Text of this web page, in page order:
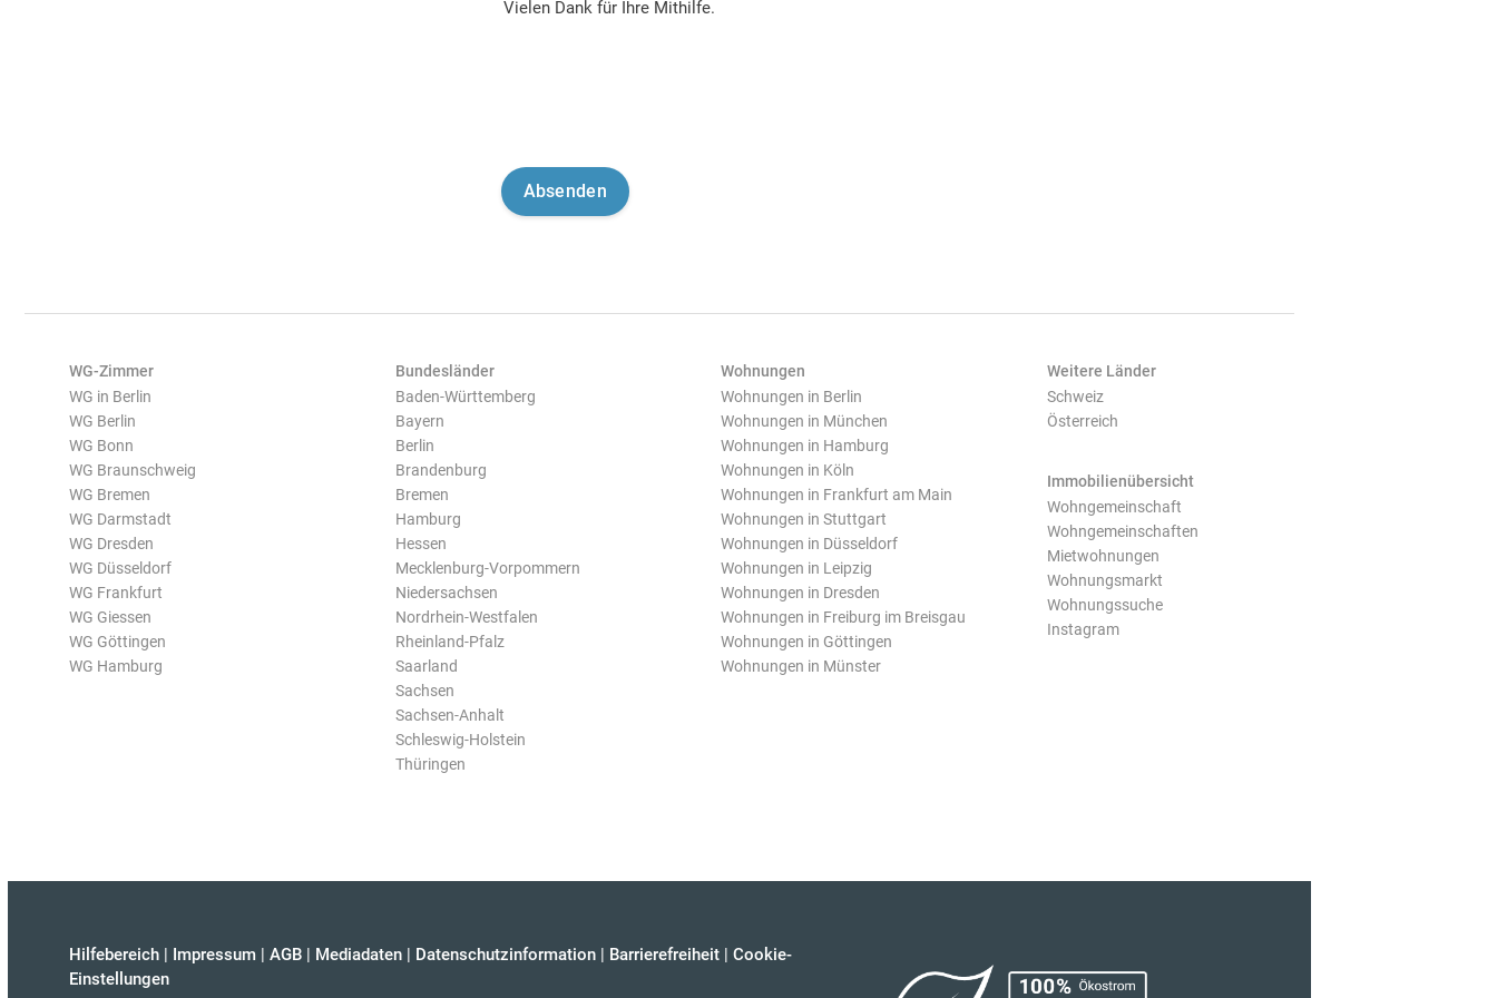
Vielen Dank für Ihre Mithilfe.
WG-Zimmer
WG in Berlin
WG Berlin
WG Bonn
WG Braunschweig
WG Bremen
WG Darmstadt
WG Dresden
WG Düsseldorf
WG Frankfurt
WG Giessen
WG Göttingen
WG Hamburg
Bundesländer
Baden-Württemberg
Bayern
Berlin
Brandenburg
Bremen
Hamburg
Hessen
Mecklenburg-Vorpommern
Niedersachsen
Nordrhein-Westfalen
Rheinland-Pfalz
Saarland
Sachsen
Sachsen-Anhalt
Schleswig-Holstein
Thüringen
Wohnungen
Wohnungen in Berlin
Wohnungen in München
Wohnungen in Hamburg
Wohnungen in Köln
Wohnungen in Frankfurt am Main
Wohnungen in Stuttgart
Wohnungen in Düsseldorf
Wohnungen in Leipzig
Wohnungen in Dresden
Wohnungen in Freiburg im Breisgau
Wohnungen in Göttingen
Wohnungen in Münster
Weitere Länder
Schweiz
Österreich
Immobilienübersicht
Wohngemeinschaft
Wohngemeinschaften
Mietwohnungen
Wohnungsmarkt
Wohnungssuche
Instagram
Hilfebereich | Impressum | AGB | Mediadaten | Datenschutzinformation | Barrierefreiheit | Cookie-
Einstellungen